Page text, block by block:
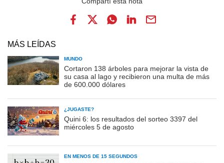
MÁS LEÍDAS
MUNDO
Cortaron 138 árboles para mejorar la vista de
su casa al lago y recibieron una multa de más
de 600.000 dólares
¿JUGASTE?
Quini 6: los resultados del sorteo 3397 del
miércoles 5 de agosto
EN MENOS DE 15 SEGUNDOS